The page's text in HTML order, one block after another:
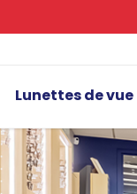
Lunettes de vue